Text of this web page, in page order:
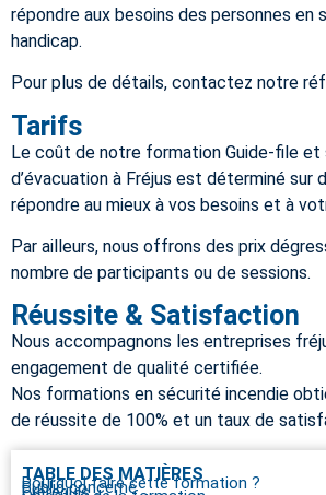
répondre aux besoins des personnes en
handicap.
Pour plus de détails, contactez notre
Tarifs
Le coût de notre formation Guide-file et
d’évacuation à Fréjus est déterminé sur
répondre au mieux à vos besoins et à
Par ailleurs, nous offrons des prix
nombre de participants ou de sessions.
Réussite & Satisfaction
Nous accompagnons les entreprises
engagement de qualité certifiée.
Nos formations en sécurité incendie
de réussite de 100% et un taux de
TABLE DES MATIÈRES
Pourquoi faire cette formation ?
Public concerné